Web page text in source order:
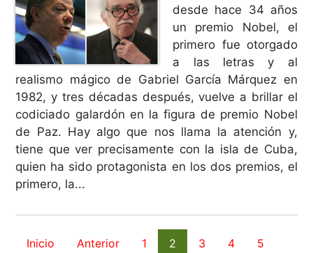
desde hace 34 años
un premio Nobel, el
primero fue otorgado
a las letras y al
realismo mágico de Gabriel García Márquez en
1982, y tres décadas después, vuelve a brillar el
codiciado galardón en la figura de premio Nobel
de Paz. Hay algo que nos llama la atención y,
tiene que ver precisamente con la isla de Cuba,
quien ha sido protagonista en los dos premios, el
primero, la...
Inicio Anterior 1 2 3 4
5